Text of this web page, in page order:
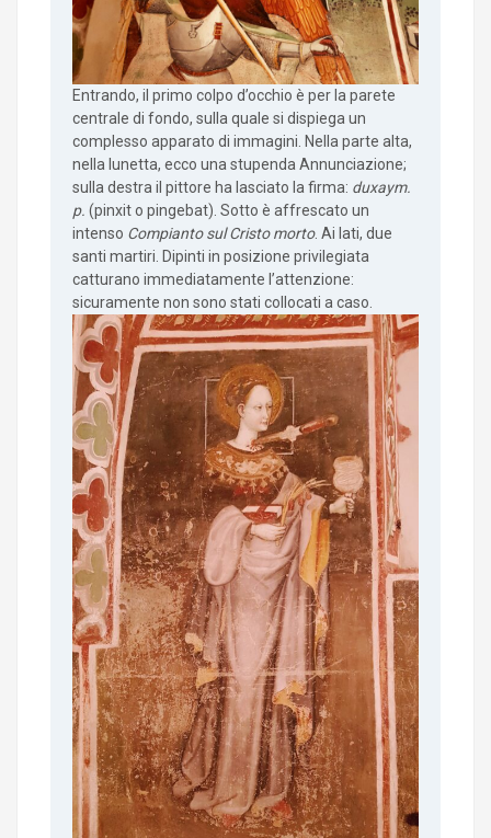
Entrando, il primo colpo d’occhio è per la parete
centrale di fondo, sulla quale si dispiega un
complesso apparato di immagini. Nella parte alta,
nella lunetta, ecco una stupenda Annunciazione;
sulla destra il pittore ha lasciato la firma: duxaym.
p. (pinxit o pingebat). Sotto è affrescato un
intenso Compianto sul Cristo morto. Ai lati, due
santi martiri. Dipinti in posizione privilegiata
catturano immediatamente l’attenzione:
sicuramente non sono stati collocati a caso.